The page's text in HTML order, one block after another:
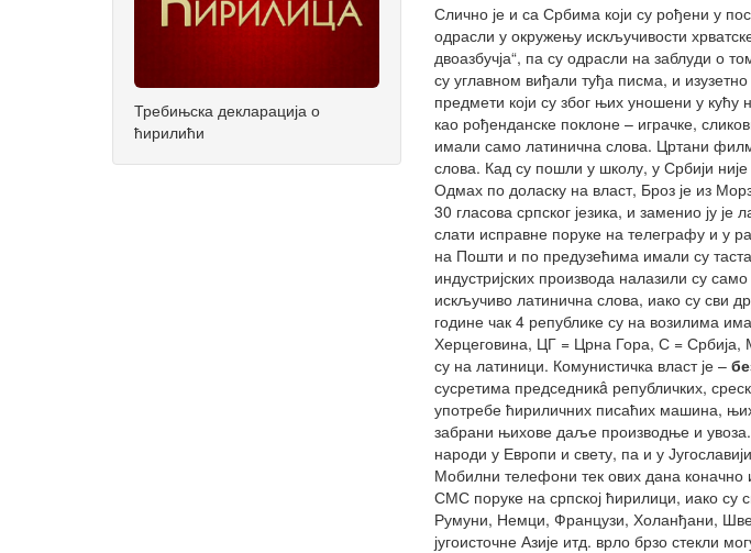
Требињска декларација о
ћирилићи
Слично је и са Србима који су рођени у
одрасли у окружењу искључивости
двоазбучја“, па су одрасли на заблуди о
су углавном виђали туђа писма, и
предмети који су због њих уношени у кућу
као рођенданске поклоне – играчке,
имали само латинична слова. Цртани
слова. Кад су пошли у школу, у Србији
Одмах по доласку на власт, Броз је из
30 гласова српског језика, и заменио ју
слати исправне поруке на телеграфу и у
на Пошти и по предузећима имали су
индустријских производа налазили су
искључиво латинична слова, иако су сви
године чак 4 републике су на возилима
Херцеговина, ЦГ = Црна Гора, С = Србија,
су на латиници. Комунистичка власт је –
сусретима председникâ републичких,
употребе ћириличних писаћих машина,
забрани њихове даље производње и увоза.
народи у Европи и свету, па и у
Мобилни телефони тек ових дана
СМС поруке на српској ћирилици, иако су
Румуни, Немци, Французи, Холанђани,
југоисточне Азије итд. врло брзо стекли